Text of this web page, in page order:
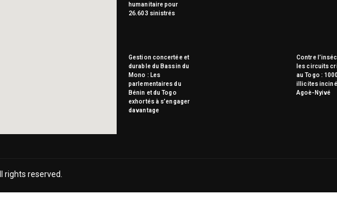
humanitaire pour
26.603 sinistrés
Gestion concertée et
durable du Bassin du
Mono : Les
parlementaires du
Bénin et du Togo
exhortés à s’engager
davantage
Contre
les circuits
au Togo :
illicites
Agoè-Nyivé
rights reserved.